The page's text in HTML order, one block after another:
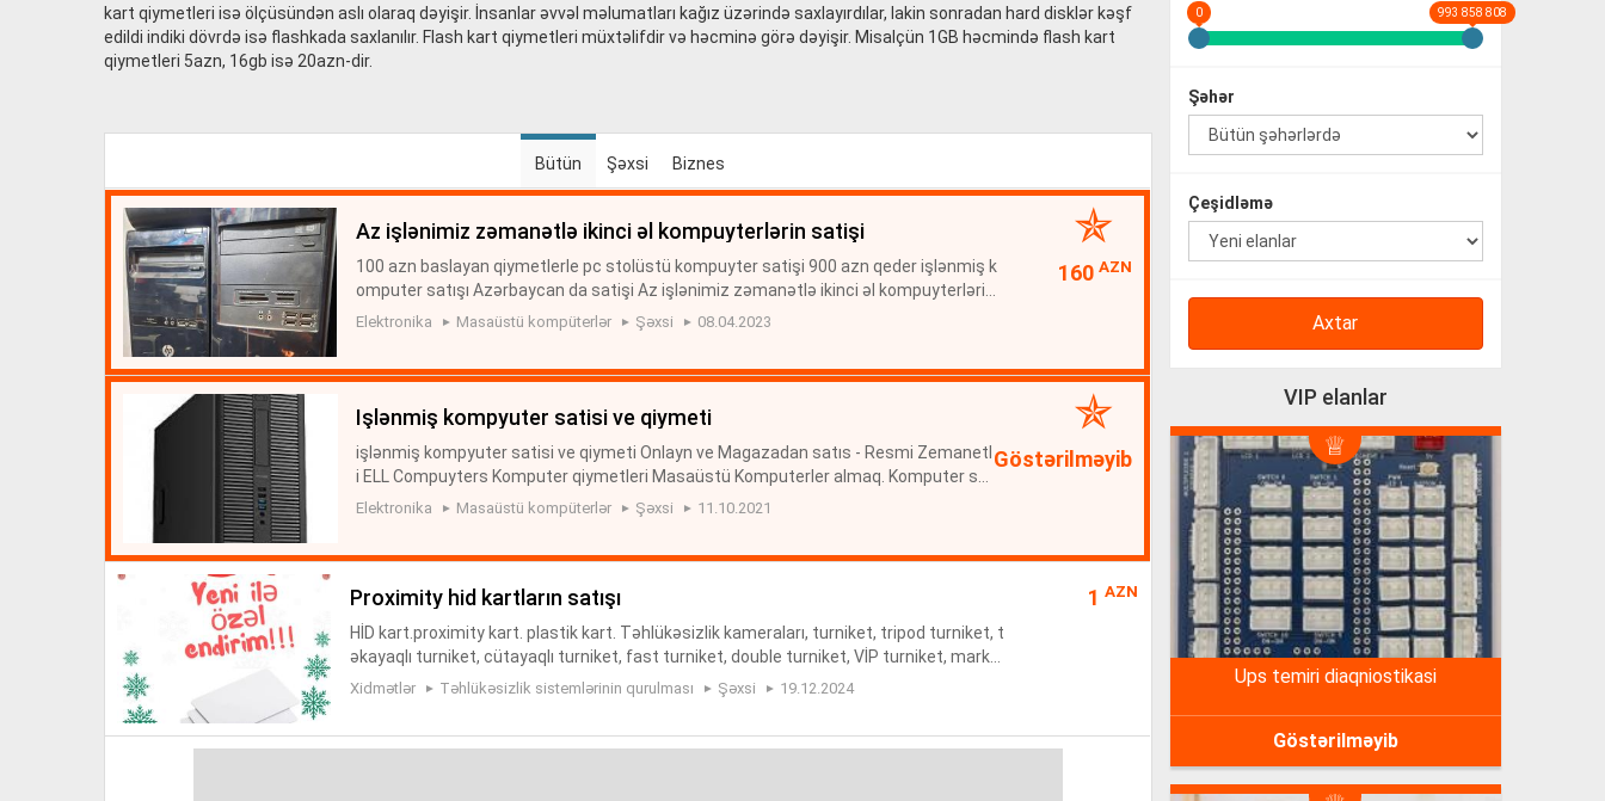
0 993 858 808
Şəhər
Çeşidləmə
Axtar
VIP elanlar
ups temiri diaqniostikasi
Göstərilməyib
kart qiymetleri isə ölçüsündən aslı olaraq dəyişir. İnsanlar əvvəl məlumatları kağız üzərində saxlayırdılar, lakin sonradan hard disklər kəşf
edildi indiki dövrdə isə flashkada saxlanılır. Flash kart qiymetleri müxtəlifdir və həcminə görə dəyişir. Misalçün 1GB həcmində flash kart
qiymetleri 5azn, 16gb isə 20azn-dir.
Bütün Şəxsi Biznes
az işlənimiz zəmanətlə ikinci əl kompuyterlərin satişi
100 azn baslayan qiymetlerle pc stolüstü kompuyter satişi 900 azn qeder işlənmiş k
omputer satışı Azərbaycan da satişi Az işlənimiz zəmanətlə ikinci əl kompuyterlərin
satişi zəmanətlə ucuz qiymete kompuyter satişi Aalan.az pulsuz elanlar sayti işlən
Elektronika Masaüstü kompüterlər Şəxsi 08.04.2023
160 AZN
işlənmiş kompyuter satisi ve qiymeti
işlənmiş kompyuter satisi ve qiymeti Onlayn ve Magazadan satıs - Resmi Zemanetl
i ELL Compuyters Komputer qiymetleri Masaüstü Komputerler almaq. Komputer sa
tisi. Kompyuter KOMPUTER SATİSİ. KOMPYUTER QİYMETLERİ Personal kompüter s
Elektronika Masaüstü kompüterlər Şəxsi 11.10.2021
Göstərilməyib
proximity hid kartların satışı
HİD kart.proximity kart. plastik kart. Təhlükəsizlik kameraları, turniket, tripod turniket, t
əkayaqlı turniket, cütayaqlı turniket, fast turniket, double turniket, VİP turniket, market
turniketi, yarpaq turniket, boy turniket, növbə baryerləri, ipli ...
Xidmətlər Təhlükəsizlik sistemlərinin qurulması Şəxsi 19.12.2024
1 AZN